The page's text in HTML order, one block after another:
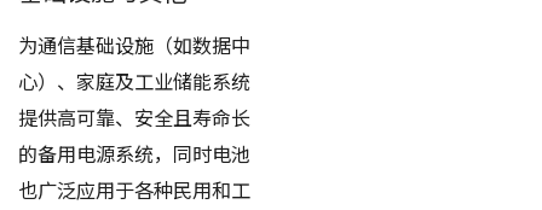
为通信基础设施（如数据中
心）、家庭及工业储能系统
提供高可靠、安全且寿命长
的备用电源系统，同时电池
也广泛应用于各种民用和工